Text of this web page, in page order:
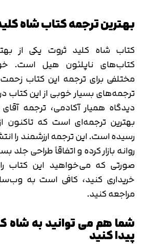
بهترین ترجمه کتاب شاه
کتاب شاه کلید ثروت یکی از
کتاب‌های ناپلئون هیل است.
مختلفی برای ترجمه این کتاب
ترجمه‌های بسیار خوبی از این کتاب
دیدگاه همیار آکادمی، ترجمه
بهترین ترجمه‌ای است که تاکنون
رسیده است. این ترجمه ارزشمند را
روانه بازار کرده و اتفاقاً طراحی جلد
صورتی که می‌خواهید این کتاب
خریداری کنید، کافی است به
مراجعه کنید.
شما هم می توانید به
پیدا کنید